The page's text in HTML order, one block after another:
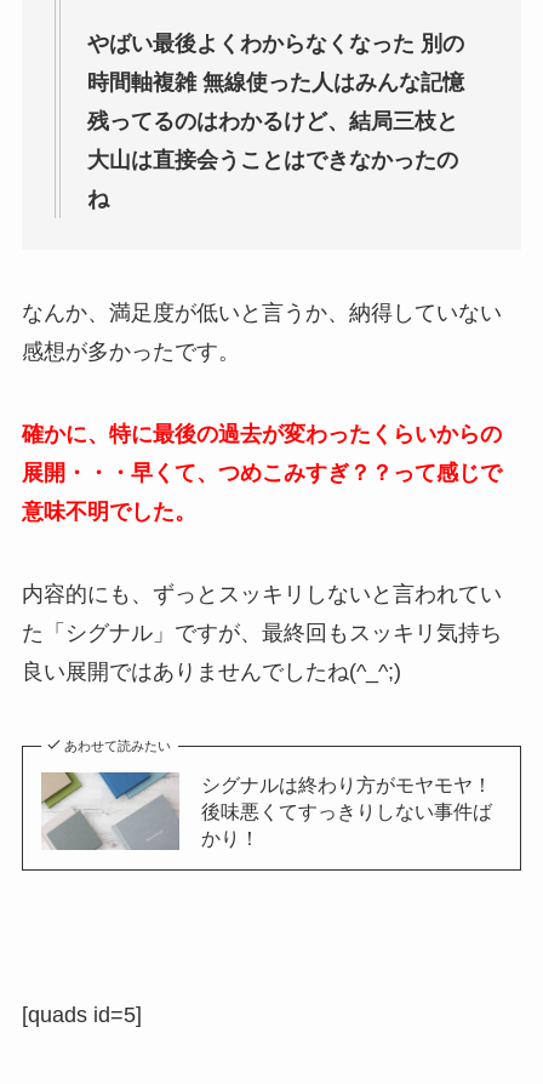
やばい最後よくわからなくなった 別の
時間軸複雑 無線使った人はみんな記憶
残ってるのはわかるけど、結局三枝と
大山は直接会うことはできなかったの
ね
なんか、満足度が低いと言うか、納得していない
感想が多かったです。
確かに、特に最後の過去が変わったくらいからの
展開・・・早くて、つめこみすぎ？？って感じで
意味不明でした。
内容的にも、ずっとスッキリしないと言われてい
た「シグナル」ですが、最終回もスッキリ気持ち
良い展開ではありませんでしたね(^_^;)
あわせて読みたい
シグナルは終わり方がモヤモヤ！
後味悪くてすっきりしない事件ば
かり！
[quads id=5]